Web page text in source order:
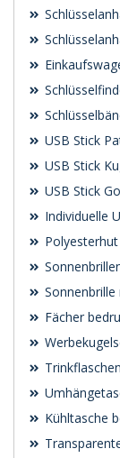
USB Stick
USB Stick
USB Stick
Individuelle
Fächer
Kühltasche